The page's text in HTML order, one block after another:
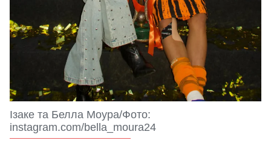
Ізаке та Белла Моура/Фото:
instagram.com/bella_moura24